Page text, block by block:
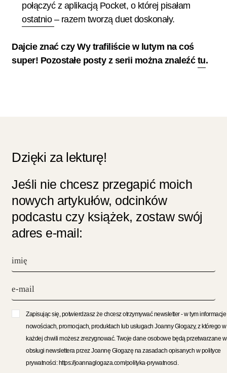
połączyć z aplikacją Pocket, o której pisałam
ostatnio – razem tworzą duet doskonały.
Dajcie znać czy Wy trafiliście w lutym na coś
super! Pozostałe posty z serii można znaleźć tu.
Dzięki za lekturę!
Jeśli nie chcesz przegapić moich
nowych artykułów, odcinków
podcastu czy książek, zostaw swój
adres e-mail:
Zapisując się, potwierdzasz że chcesz otrzymywać newsletter - w tym informacje
nowościach, promocjach, produktach lub usługach Joanny Glogazy, z którego w
każdej chwili możesz zrezygnować. Twoje dane osobowe będą przetwarzane
obsługi newslettera przez Joannę Glogazę na zasadach opisanych w polityce
prywatności: https://joannaglogaza.com/polityka-prywatnosci.